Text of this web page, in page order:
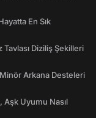
En Sık
Tavlası Diziliş Şekilleri
Arkana Desteleri
Uyumu Nasıl